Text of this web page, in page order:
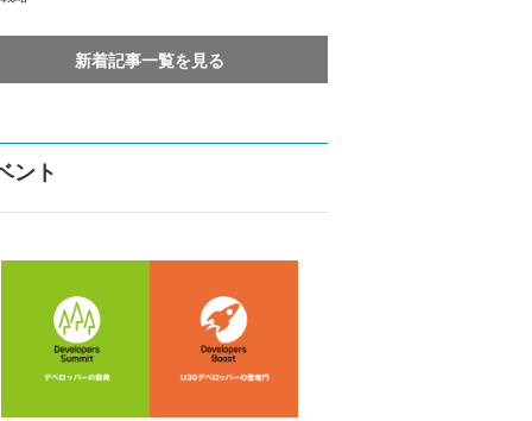
新着記事一覧を見る
ント